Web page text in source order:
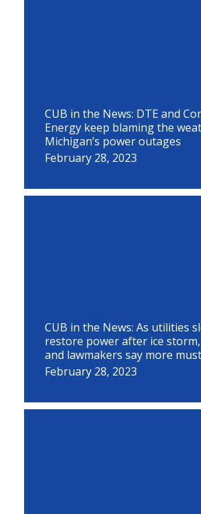
CUB in the News: DTE and
Energy keep blaming the
Michigan’s power outages
February 28, 2023
CUB in the News: As utilities
restore power after ice
and lawmakers say more
February 28, 2023